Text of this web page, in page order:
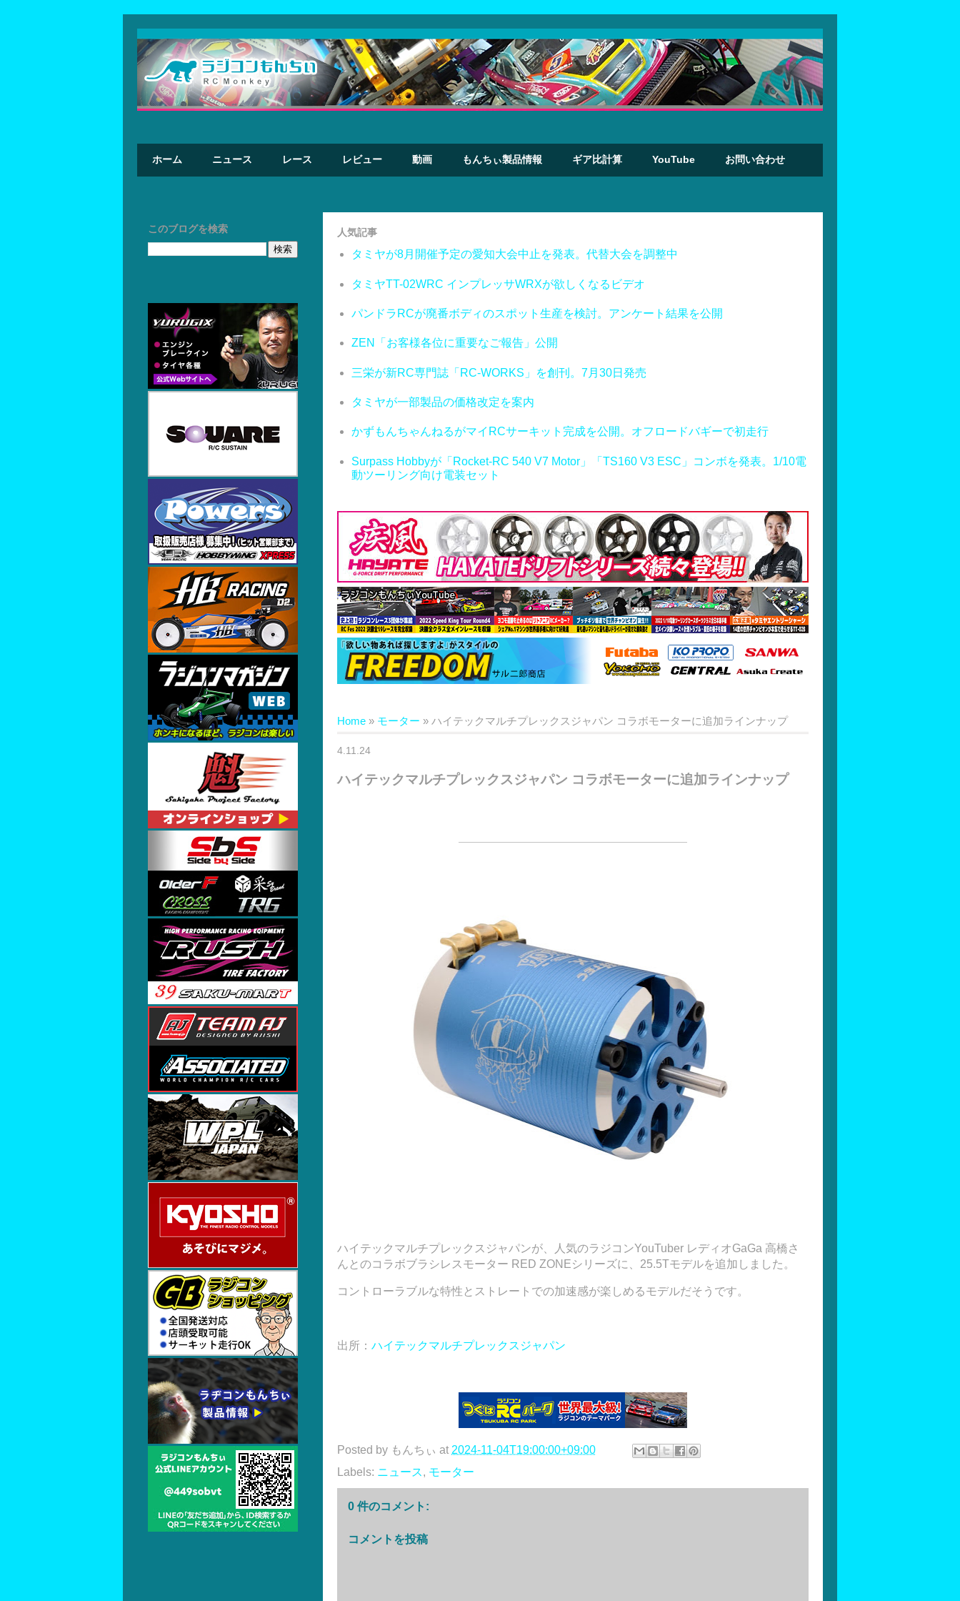
ホーム ニュース レース レビュー 動画 もんちぃ製品情報 ギア比計算 YouTube お問い合わせ
人気記事
タミヤが8月開催予定の愛知大会中止を発表。代替大会を調整中
タミヤTT-02WRC インプレッサWRXが欲しくなるビデオ
パンドラRCが廃番ボディのスポット生産を検討。アンケート結果を公開
ZEN「お客様各位に重要なご報告」公開
三栄が新RC専門誌「RC-WORKS」を創刊。7月30日発売
タミヤが一部製品の価格改定を案内
かずもんちゃんねるがマイRCサーキット完成を公開。オフロードバギーで初走行
Surpass Hobbyが「Rocket-RC 540 V7 Motor」「TS160 V3 ESC」コンボを発表。1/10電
動ツーリング向け電装セット
Home » モーター » ハイテックマルチプレックスジャパン コラボモーターに追加ラインナップ
4.11.24
ハイテックマルチプレックスジャパン コラボモーターに追加ラインナップ
ハイテックマルチプレックスジャパンが、人気のラジコンYouTuber レディオGaGa 高橋さ
んとのコラボブラシレスモーター RED ZONEシリーズに、25.5Tモデルを追加しました。
コントローラブルな特性とストレートでの加速感が楽しめるモデルだそうです。
出所： ハイテックマルチプレックスジャパン
Posted by もんちぃ at 2024-11-04T19:00:00+09:00
Labels: ニュース, モーター
0 件のコメント:
コメントを投稿
このブログを検索